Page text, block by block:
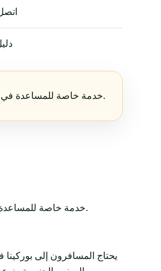
Africa-Tour-Visa خدمة خاصة للمساعدة في طلبات التأشيرة ودعم وثائق السفر. تبقى القرارات النهائية لدى الجهات الحكومية أو السفارات أو القنصليات أو شركات الطيران أو سلطات الحدود.
Africa-Tour-Visa خدمة خاصة للمساعدة في طلبات التأشيرة ودعم وثائق السفر. تبقى القرارات النهائية لدى الجهات الحكومية أو السفارات أو القنصليات أو شركات الطيران أو سلطات الحدود.
يحتاج المسافرون إلى